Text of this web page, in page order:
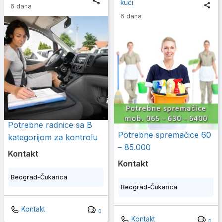
6 dana
Potrebne radnice sa B
kategorijom za kontrolu
Kontakt
Beograd-Čukarica
Kontakt 0
kući
6 dana
Potrebne spremačice 60
– 85.000
Kontakt
Beograd-Čukarica
Kontakt 0